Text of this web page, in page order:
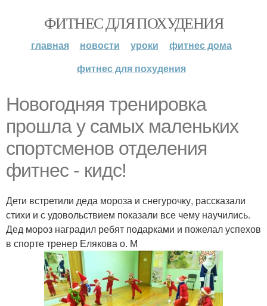
ФИТНЕС ДЛЯ ПОХУДЕНИЯ
главная новости уроки
фитнес дома
фитнес для похудения
Новогодняя тренировка
прошла у самых маленьких
спортсменов отделения
фитнес - кидс!
Дети встретили деда мороза и снегурочку, рассказали
стихи и с удовольствием показали все чему научились.
Дед мороз наградил ребят подарками и пожелал успехов
в спорте тренер Елякова о. М